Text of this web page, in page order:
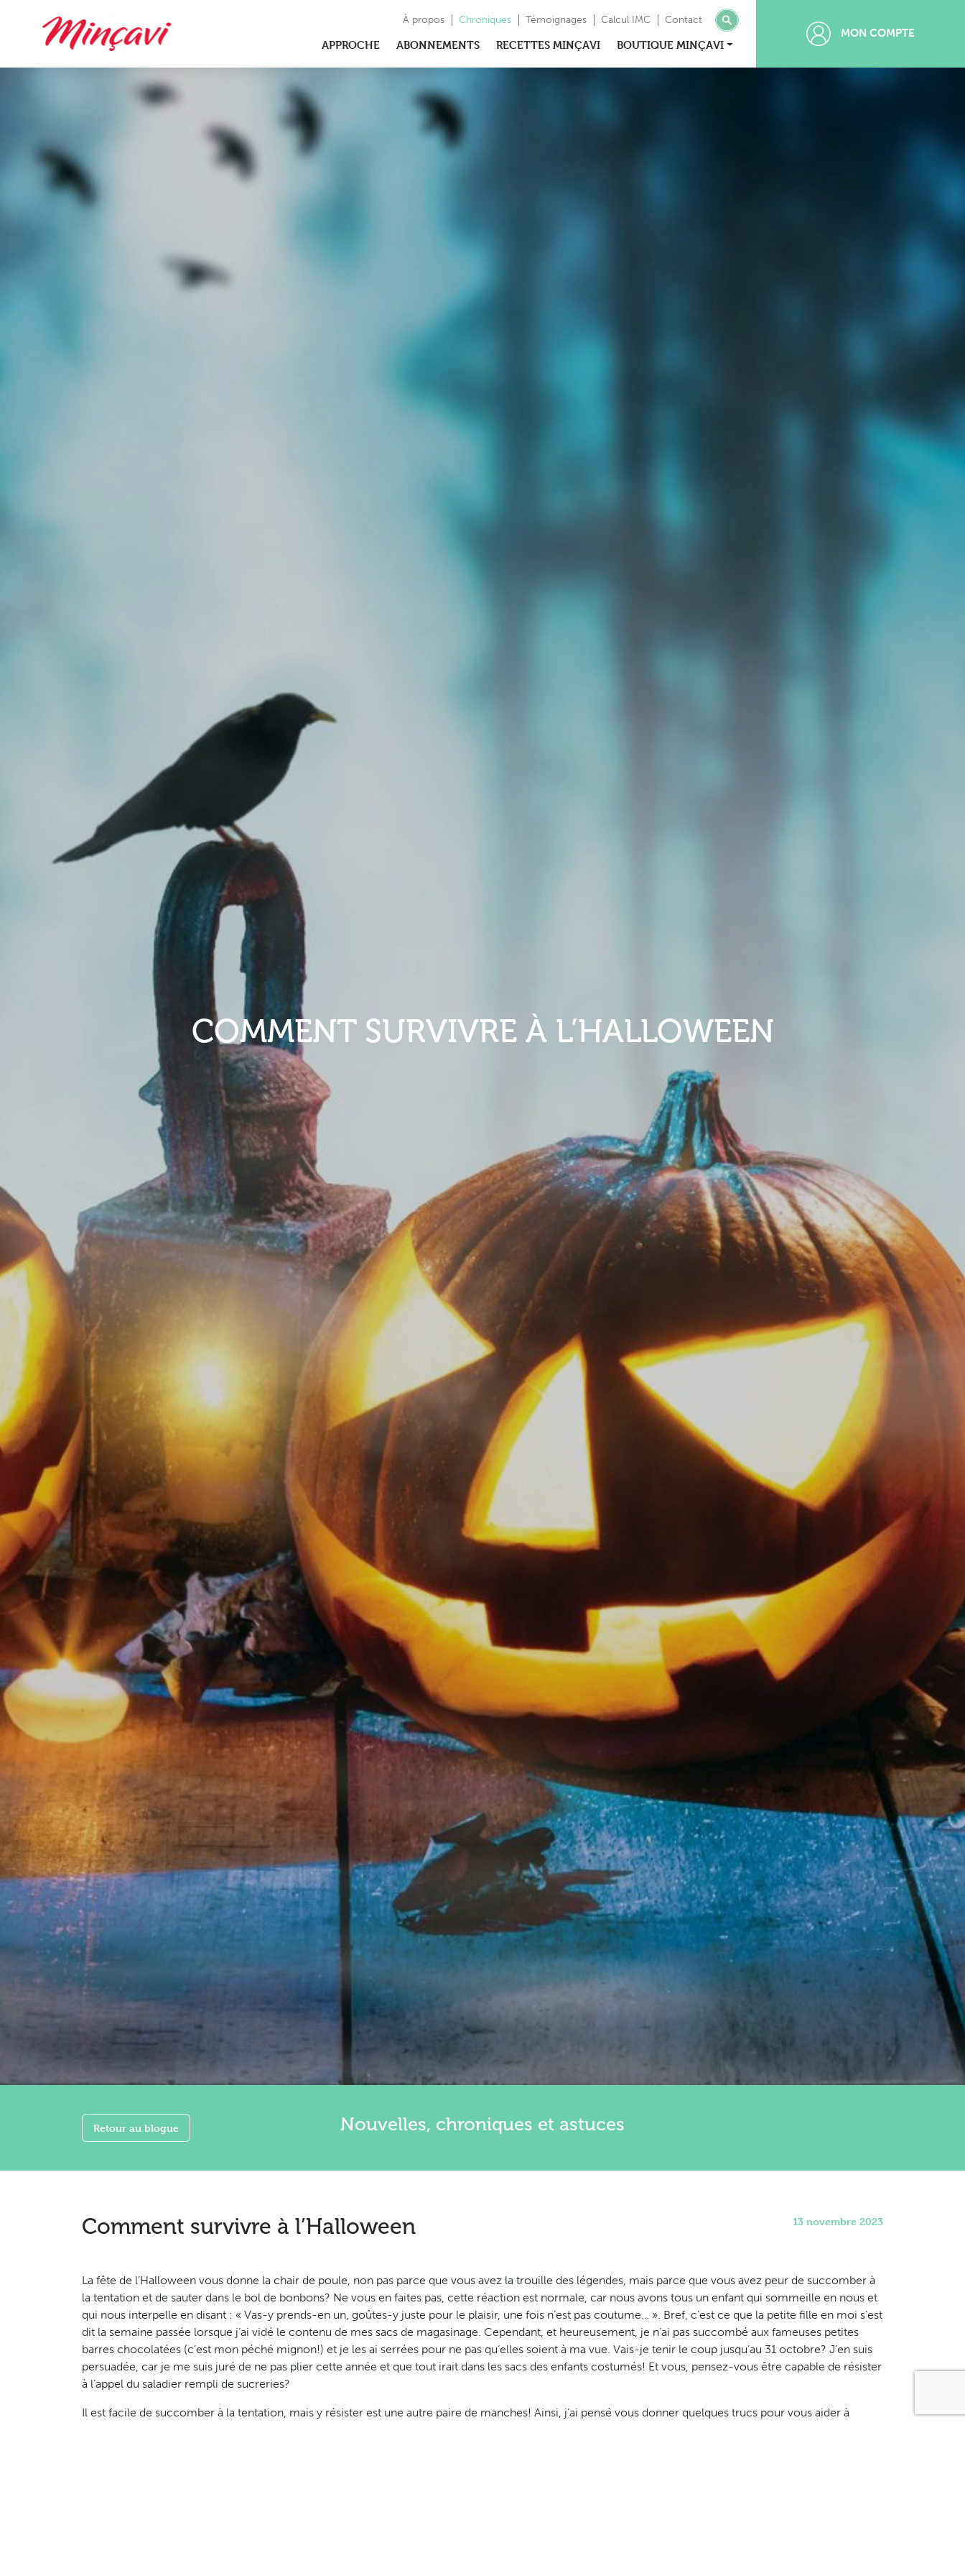
À propos Chroniques Témoignages Calcul IMC Contact
APPROCHE ABONNEMENTS RECETTES MINÇAVI BOUTIQUE MINÇAVI
MON COMPTE
COMMENT SURVIVRE À L’HALLOWEEN
Retour au blogue Nouvelles, chroniques et astuces
Comment survivre à l’Halloween 13 novembre 2023
La fête de l’Halloween vous donne la chair de poule, non pas parce que vous avez la trouille des légendes, mais parce que vous avez peur de succomber à
la tentation et de sauter dans le bol de bonbons? Ne vous en faites pas, cette réaction est normale, car nous avons tous un enfant qui sommeille en nous et
qui nous interpelle en disant : « Vas-y prends-en un, goûtes-y juste pour le plaisir, une fois n’est pas coutume… ». Bref, c’est ce que la petite fille en moi s’est
dit la semaine passée lorsque j’ai vidé le contenu de mes sacs de magasinage. Cependant, et heureusement, je n’ai pas succombé aux fameuses petites
barres chocolatées (c’est mon péché mignon!) et je les ai serrées pour ne pas qu’elles soient à ma vue. Vais-je tenir le coup jusqu’au 31 octobre? J’en suis
persuadée, car je me suis juré de ne pas plier cette année et que tout irait dans les sacs des enfants costumés! Et vous, pensez-vous être capable de résister
à l’appel du saladier rempli de sucreries?
Il est facile de succomber à la tentation, mais y résister est une autre paire de manches! Ainsi, j’ai pensé vous donner quelques trucs pour vous aider à